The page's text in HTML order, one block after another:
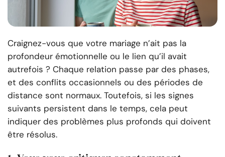
Craignez-vous que votre mariage n’ait pas la
profondeur émotionnelle ou le lien qu’il avait
autrefois ? Chaque relation passe par des phases,
et des conflits occasionnels ou des périodes de
distance sont normaux. Toutefois, si les signes
suivants persistent dans le temps, cela peut
indiquer des problèmes plus profonds qui doivent
être résolus.